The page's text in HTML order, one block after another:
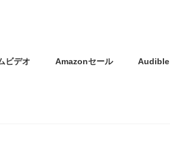
ビデオ Amazonセール Audible